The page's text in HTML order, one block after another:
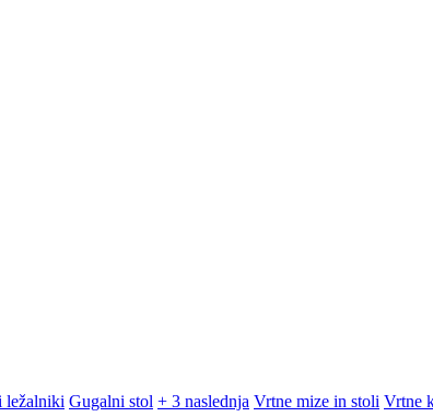
ležalniki Gugalni stol + 3 naslednja Vrtne mize in stoli Vrtne